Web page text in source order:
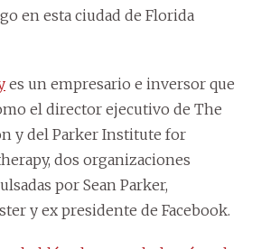
en esta ciudad de Florida
es un empresario e inversor que
el director ejecutivo de The
y del Parker Institute for
dos organizaciones
por Sean Parker,
y ex presidente de Facebook.